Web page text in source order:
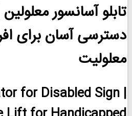
تابلو آسانسور
دسترسی آسان برای
معلولیت
for Disabled Sign |